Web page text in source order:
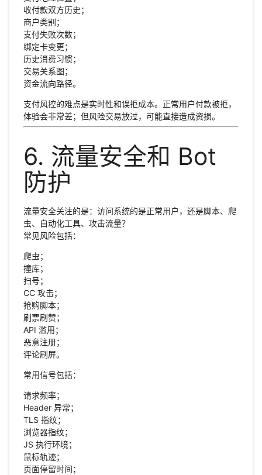
收付款双方历史；
商户类别；
支付失败次数；
绑定卡变更；
历史消费习惯；
交易关系图；
资金流向路径。
支付风控的难点是实时性和误拒成本。正常用户付款被拒，
体验会非常差；但风险交易放过，可能直接造成资损。
6. 流量安全和 Bot
防护
流量安全关注的是：访问系统的是正常用户，还是脚本、爬
虫、自动化工具、攻击流量？
常见风险包括：
爬虫；
撞库；
扫号；
CC 攻击；
抢购脚本；
刷票刷赞；
API 滥用；
恶意注册；
评论刷屏。
常用信号包括：
请求频率；
Header 异常；
TLS 指纹；
浏览器指纹；
JS 执行环境；
鼠标轨迹；
页面停留时间；